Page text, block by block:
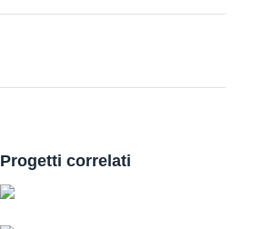
Progetti correlati